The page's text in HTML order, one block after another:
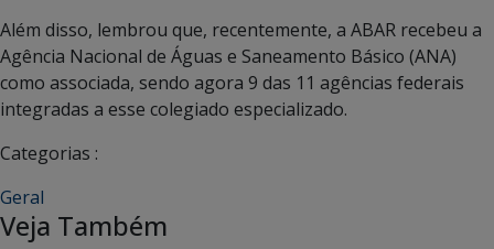
Além disso, lembrou que, recentemente, a ABAR recebeu a
Agência Nacional de Águas e Saneamento Básico (ANA)
como associada, sendo agora 9 das 11 agências federais
integradas a esse colegiado especializado.
Categorias :
Geral
Veja Também